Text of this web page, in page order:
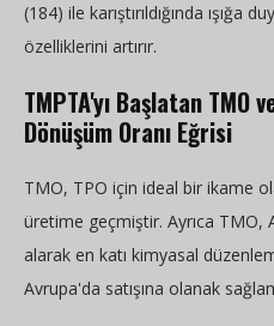
(184) ile karıştırıldığında ışığa
özelliklerini artırır.
TMPTA'yı Başlatan TMO
Dönüşüm Oranı Eğrisi
TMO, TPO için ideal bir ikame
üretime geçmiştir. Ayrıca TMO,
alarak en katı kimyasal
Avrupa'da satışına olanak